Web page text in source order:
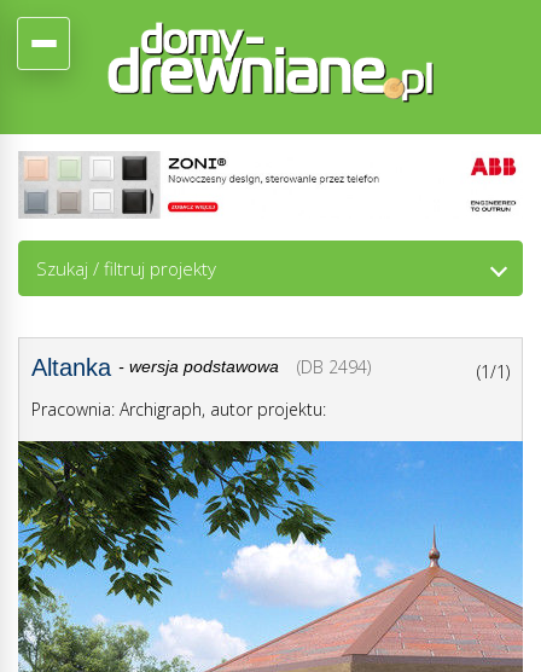
Szukaj / filtruj projekty
Altanka - wersja podstawowa (DB 2494)
(1/1)
Pracownia: Archigraph, autor projektu: